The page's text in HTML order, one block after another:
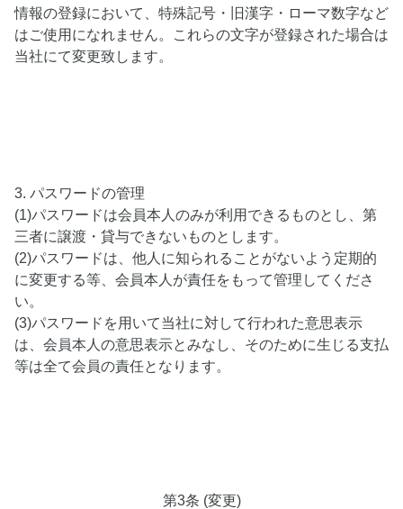
情報の登録において、特殊記号・旧漢字・ローマ数字など
はご使用になれません。これらの文字が登録された場合は
当社にて変更致します。
3. パスワードの管理
(1)パスワードは会員本人のみが利用できるものとし、第
三者に譲渡・貸与できないものとします。
(2)パスワードは、他人に知られることがないよう定期的
に変更する等、会員本人が責任をもって管理してくださ
い。
(3)パスワードを用いて当社に対して行われた意思表示
は、会員本人の意思表示とみなし、そのために生じる支払
等は全て会員の責任となります。
第3条 (変更)